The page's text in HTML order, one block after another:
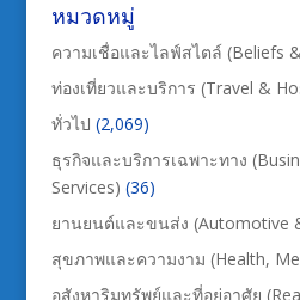
หมวดหมู่
ความเชื่อและไลฟ์สไตล์ (Beliefs
ท่องเที่ยวและบริการ (Travel &
ทั่วไป (2,069)
ธุรกิจและบริการเฉพาะทาง
Services) (36)
ยานยนต์และขนส่ง (Automotive
สุขภาพและความงาม (Health,
อสังหาริมทรัพย์และที่อยู่อาศัย